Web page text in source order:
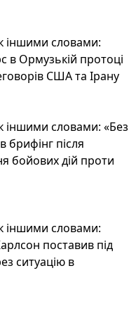
іншими словами:
в Ормузькій протоці
США та Ірану
іншими словами: «Без
брифінг після
бойових дій проти
іншими словами:
поставив під
ситуацію в